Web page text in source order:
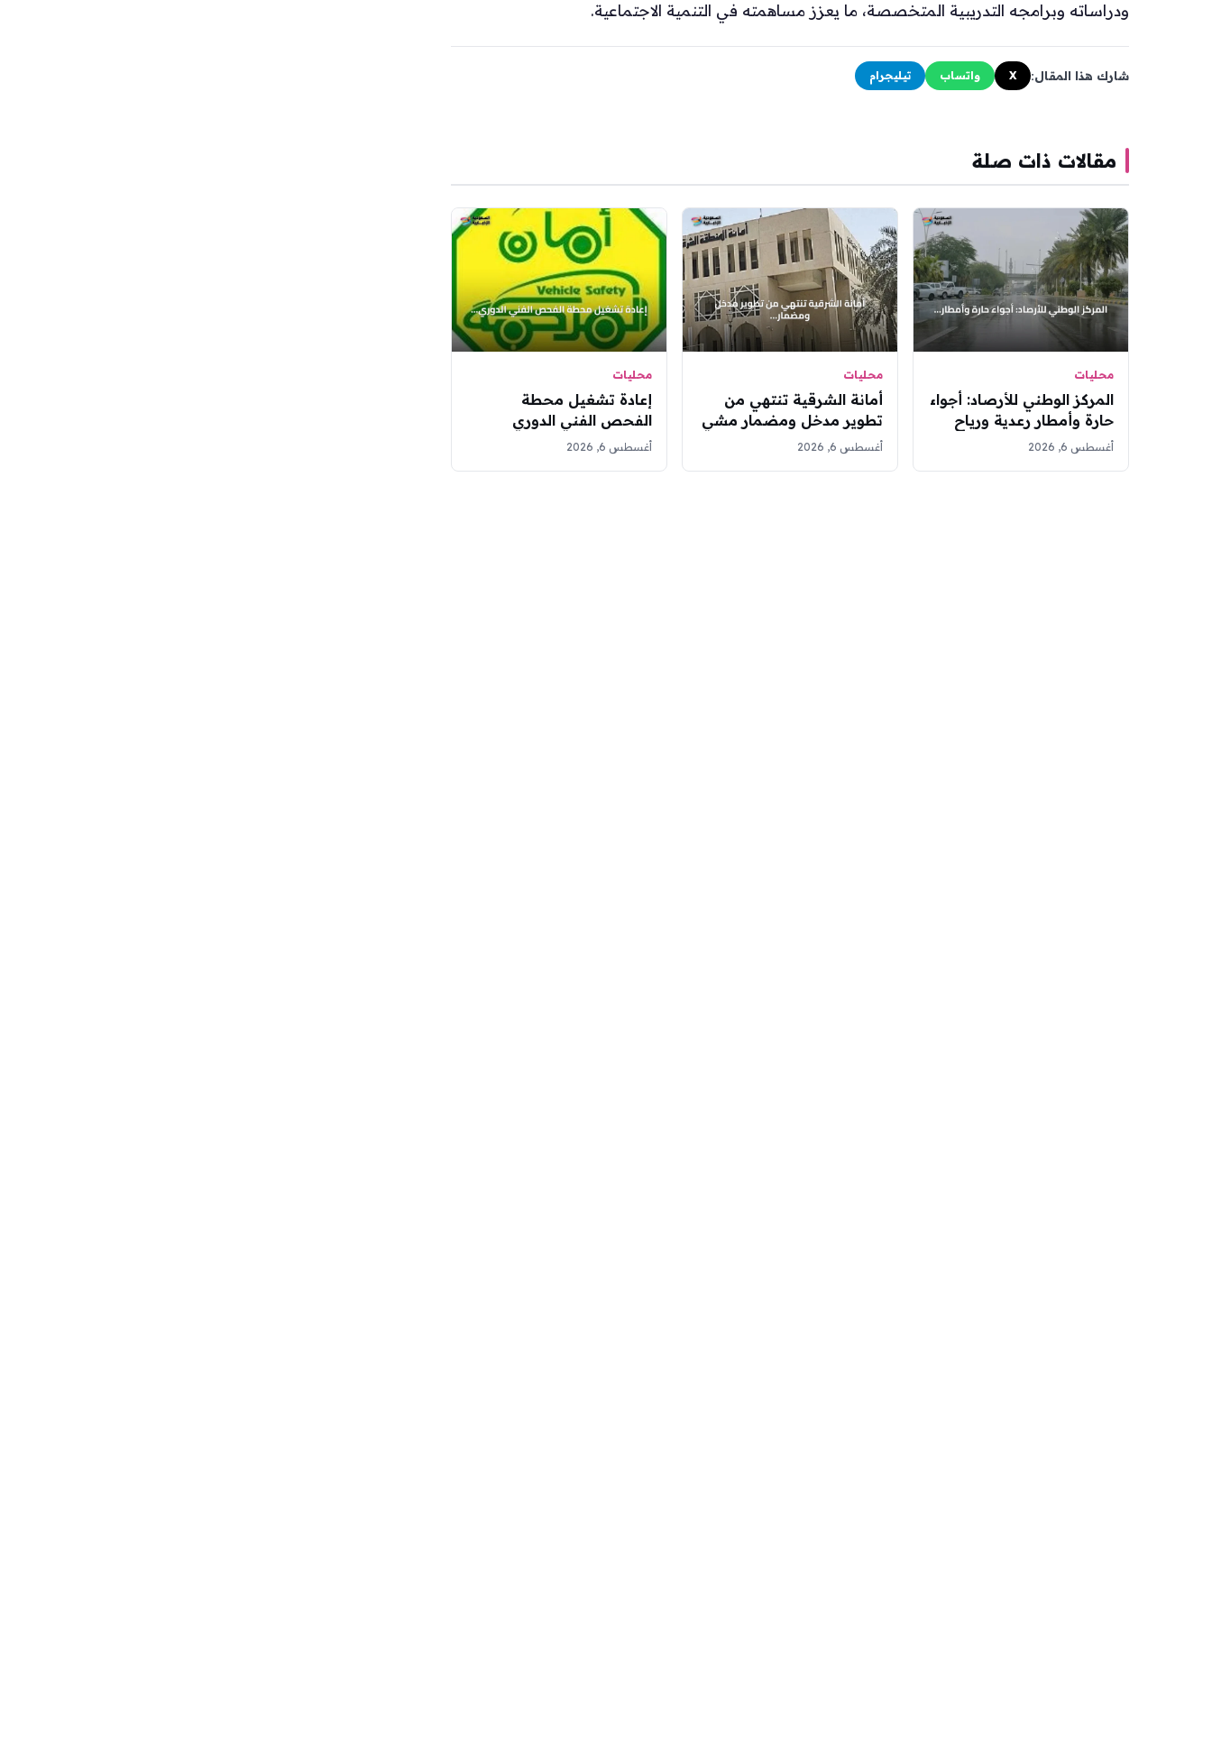
ودراساته وبرامجه التدريبية المتخصصة، ما يعزز مساهمته في التنمية الاجتماعية.
شارك هذا المقال: X واتساب تيليجرام
مقالات ذات صلة
محليات
المركز الوطني للأرصاد: أجواء
حارة وأمطار رعدية ورياح
مثيرة للغبار على عدة مناطق
أغسطس 6, 2026
محليات
أمانة الشرقية تنتهي من
تطوير مدخل ومضمار مشي
في حي البساتين ببقيق
أغسطس 6, 2026
محليات
إعادة تشغيل محطة
الفحص الفني الدوري
للمركبات في حي المروة
أغسطس 6, 2026